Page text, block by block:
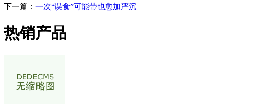
下一篇： 一次“误食”可能带也愈加严沉
热销产品